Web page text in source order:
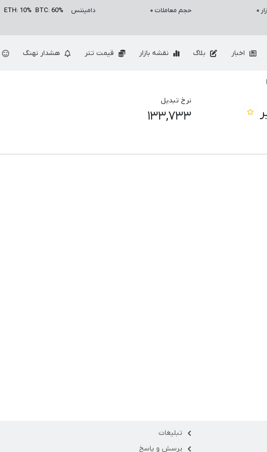
۰ حجم معاملات ۰ دامیننس BTC: 60%
ETH: 10%
اخبار بلاگ نقشه بازار قیمت تتر هشدار نهنگ
نرخ تبدیل
۱۳۳,۷۳۳
تبلیغات
پرسش و پاسخ